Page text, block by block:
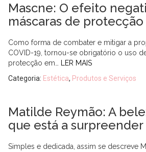
Mascne: O efeito
máscaras de
Como forma de combater e mitigar a
COVID-19, tornou-se obrigatório o uso
protecção em…
LER MAIS
Categoria: Estética, Produtos e Serviços
Matilde Reymão: A
que está a surpreender
Simples e dedicada, assim se descreve